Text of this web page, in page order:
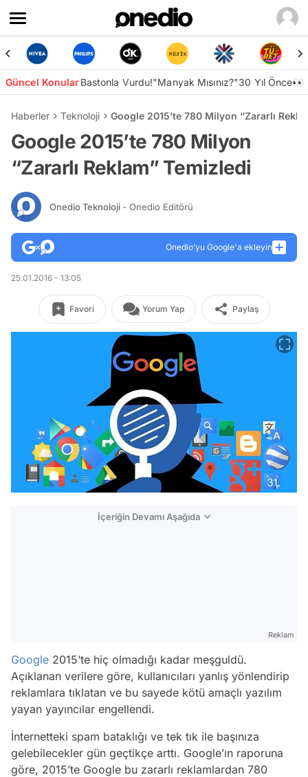
Güncel KonularBastonla Vurdu!"Manyak Mısınız?"30 Yıl Önce👀
Haberler Teknoloji Google 2015’te 780 Milyon “Zararlı
Google 2015’te 780 Milyon
“Zararlı Reklam” Temizledi
Onedio Teknoloji - Onedio Editörü
Onedio’yu Google'a ekleyin
25.01.2016 - 13:05
Favori Yorum Yap Paylaş
İçeriğin Devamı Aşağıda
Reklam
Google 2015’te hiç olmadığı kadar meşguldü.
Açıklanan verilere göre, kullanıcıları yanlış yönlendirip
reklamlara tıklatan ve bu sayede kötü amaçlı yazılım
yayan yayıncılar engellendi.
İnternetteki spam bataklığı ve tek tık ile başınıza
gelebilecekler gün geçtikçe arttı. Google’ın raporuna
göre, 2015’te Google bu zararlı reklamlardan 780